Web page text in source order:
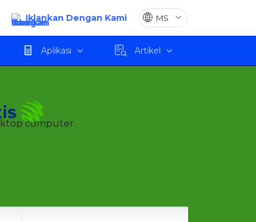
Iklankan Dengan Kami
Aplikasi Artikel
Mohon